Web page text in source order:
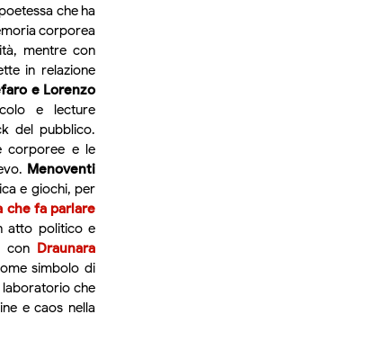
che ha
corporea
mentre con
in relazione
e Lorenzo
e lecture
del pubblico.
corporee e le
Menoventi
e giochi, per
che fa parlare
atto politico e
con Draunara
simbolo di
che
e caos nella